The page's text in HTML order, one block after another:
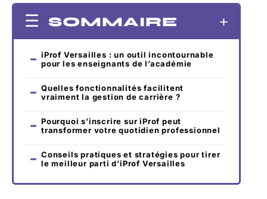
SOMMAIRE
iProf Versailles : un outil incontournable
pour les enseignants de l’académie
Quelles fonctionnalités facilitent
vraiment la gestion de carrière ?
Pourquoi s’inscrire sur iProf peut
transformer votre quotidien professionnel
Conseils pratiques et stratégies pour tirer
le meilleur parti d’iProf Versailles